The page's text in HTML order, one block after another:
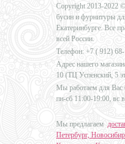
Copyright 2013-2022
бусин и фурнитуры
Екатеринбурге. Все
всей России.
Телефон: +7 ( 912)
Адрес нашего
10 (ТЦ Успенский, 5
Мы работаем для Вас
пн-сб 11:00-19:00, вс
Мы предлагаем
Петербург,